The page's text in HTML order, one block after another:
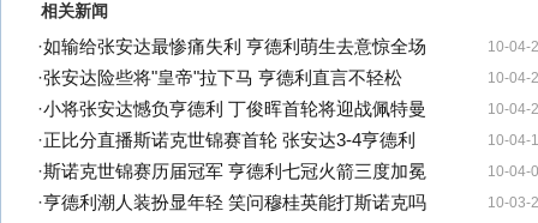
相关新闻
10-04-
·如输给张安达最惨痛失利 亨德利萌生去意惊全场
10-04-
·张安达险些将"皇帝"拉下马 亨德利直言不轻松
10-04-
·小将张安达憾负亨德利 丁俊晖首轮将迎战佩特曼
10-04-
·正比分直播斯诺克世锦赛首轮 张安达3-4亨德利
10-04-
·斯诺克世锦赛历届冠军 亨德利七冠火箭三度加冕
10-03-
·亨德利潮人装扮显年轻 笑问穆桂英能打斯诺克吗